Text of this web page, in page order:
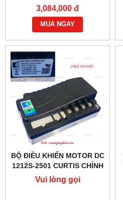
XE NÂNG
3,084,000 đ
MUA NGAY
BỘ ĐIỀU KHIỂN MOTOR DC
1212S-2501 CURTIS CHÍNH
HÃNG
Vui lòng gọi